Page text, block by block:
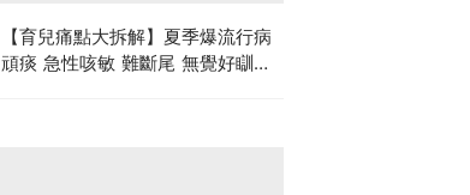
【育兒痛點大拆解】夏季爆流行病
頑痰 急性咳敏 難斷尾 無覺好瞓？